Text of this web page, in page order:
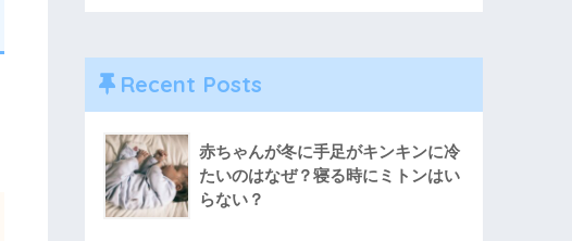
Recent Posts
赤ちゃんが冬に手足がキンキンに冷
たいのはなぜ？寝る時にミトンはい
らない？